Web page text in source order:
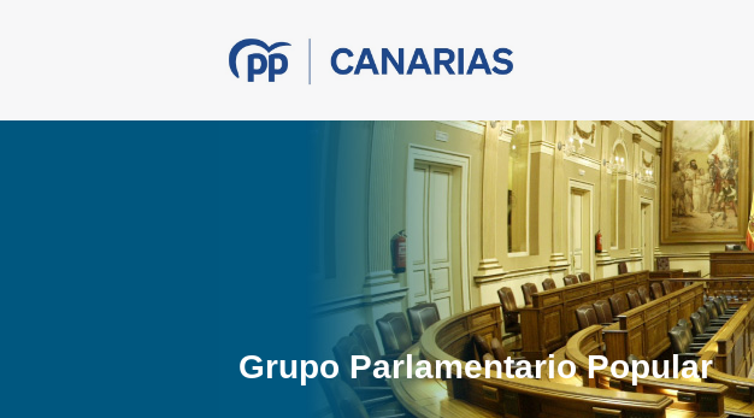
Grupo Parlamentario Popular